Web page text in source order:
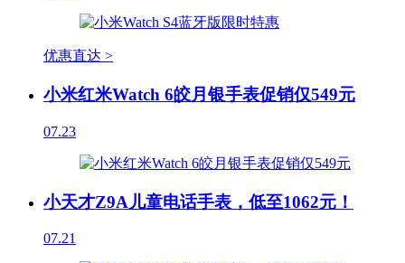
优惠直达 >
小米红米Watch 6皎月银手表促销仅549元
07.23
小天才Z9A儿童电话手表，低至1062元！
07.21